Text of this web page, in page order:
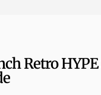
Retro